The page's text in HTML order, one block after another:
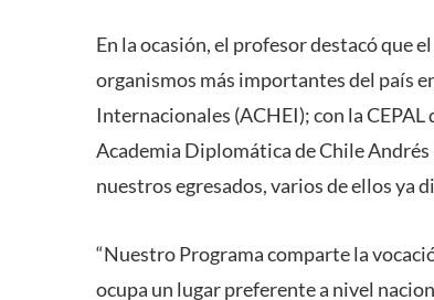
En la ocasión, el profesor destacó que
organismos más importantes del país
Internacionales (ACHEI); con la
Academia Diplomática de Chile
nuestros egresados, varios de ellos ya
“Nuestro Programa comparte la
ocupa un lugar preferente a nivel